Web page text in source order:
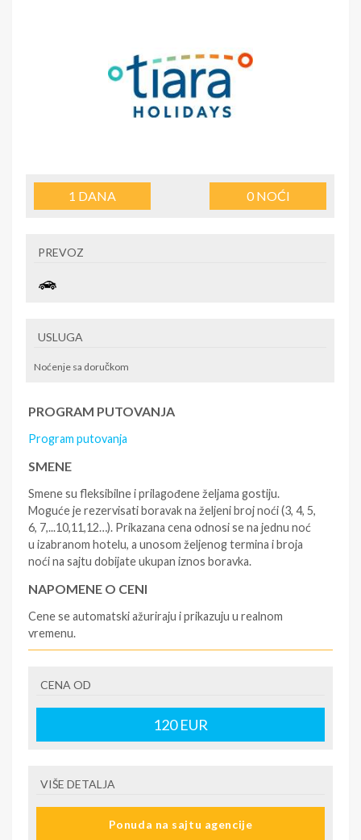
1 DANA 0NOĆI
PREVOZ
USLUGA
Noćenje sa doručkom
PROGRAM PUTOVANJA
Program putovanja
SMENE
Smene su fleksibilne i prilagođene željama gostiju.
Moguće je rezervisati boravak na željeni broj noći (3, 4, 5,
6, 7,...10,11,12…). Prikazana cena odnosi se na jednu noć
u izabranom hotelu, a unosom željenog termina i broja
noći na sajtu dobijate ukupan iznos boravka.
NAPOMENE O CENI
Cene se automatski ažuriraju i prikazuju u realnom
vremenu.
- rezervisane i potvrđene usluge u izabranoj smeštajnoj
jedinici prema opisu - korišćenje hotelskih sadržaja
prema opisu - uslugu rezervacije - organizaciju
putovanja
krizu) na destinaciji, plaćaju se na recepciji
hotela/apartmana za hotele sa 1* i 2* i nekategorisane
CENA OD
120EUR
VIŠE DETALJA
Ponuda na sajtu agencije